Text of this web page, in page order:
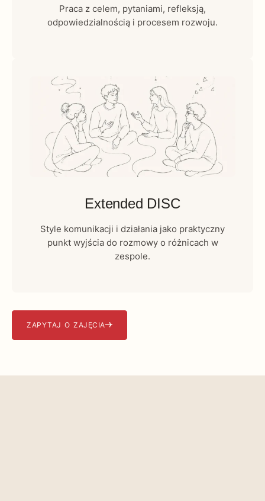
Praca z celem, pytaniami, refleksją,
odpowiedzialnością i procesem rozwoju.
Extended DISC
Style komunikacji i działania jako praktyczny
punkt wyjścia do rozmowy o różnicach w
zespole.
ZAPYTAJ O ZAJĘCIA